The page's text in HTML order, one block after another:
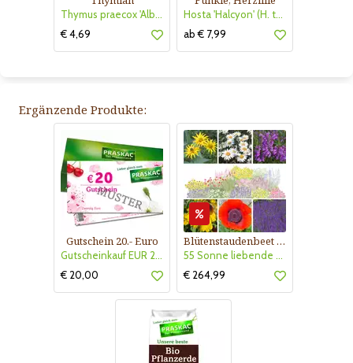
Thymus praecox 'Albiflorus'
€ 4,69
Hosta 'Halcyon' (H. tardiana)
ab € 7,99
Ergänzende Produkte:
Gutschein 20.- Euro
Gutscheinkauf EUR 20.-
€ 20,00
Blütenstaudenbeet Kollektion Nr. 504
55 Sonne liebende Stauden für 6 m² Beet mit Pflanzplan
€ 264,99